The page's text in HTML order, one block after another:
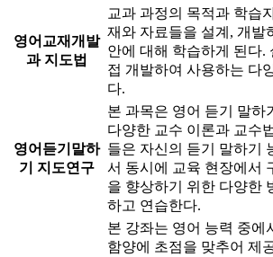
영어교재개발
과 지도법
교과 과정의 목적과 학습
재와 자료들을 설계, 개발
안에 대해 학습하게 된다.
접 개발하여 사용하는 다
다.
영어듣기말하
기 지도연구
본 과목은 영어 듣기 말하
다양한 교수 이론과 교수
들은 자신의 듣기 말하기
서 동시에 교육 현장에서
을 향상하기 위한 다양한
하고 연습한다.
본 강좌는 영어 능력 중에
함양에 초점을 맞추어 제